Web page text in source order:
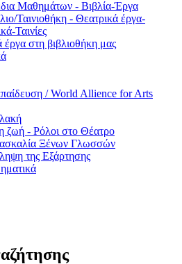
Μαθημάτων - Βιβλία-Έργα
Ταινιοθήκη - Θεατρικά έργα-
Ταινίες
έργα στη βιβλιοθήκη μας
/ World Allience for Arts
ζωή - Ρόλοι στο Θέατρο
Ξένων Γλωσσών
της Εξάρτησης